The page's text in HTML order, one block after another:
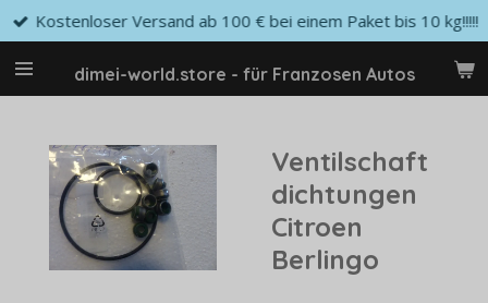
Zum
Hauptinhalt
springendimei-world.store - für Franzosen Autos
Kostenloser Versand ab 100 € bei einem Paket bis 10 kg!!!!!
Ventilschaft
dichtungen
Citroen
Berlingo